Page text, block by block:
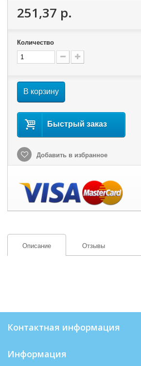
251,37 р.
Количество
В корзину
Быстрый заказ
Добавить в избранное
Описание Отзывы
Контактная информация
Информация